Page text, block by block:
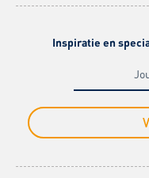
Inspiratie en